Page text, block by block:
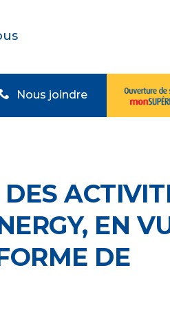
Nous joindre
EN
DE